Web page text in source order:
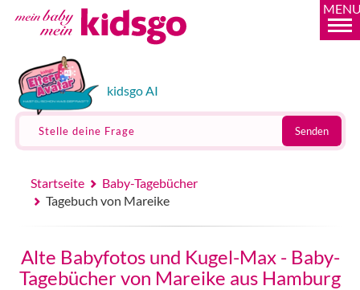
kidsgo AI
Stelle deine Frage Senden
Startseite
Baby-Tagebücher
Tagebuch von Mareike
Alte Babyfotos und Kugel-Max - Baby-
Tagebücher von Mareike aus Hamburg